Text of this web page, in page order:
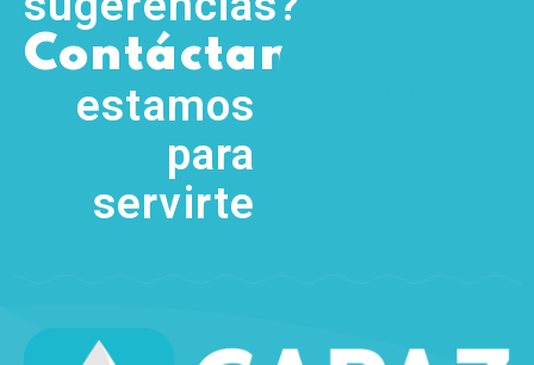
Contáctanos
estamos
para
servirte